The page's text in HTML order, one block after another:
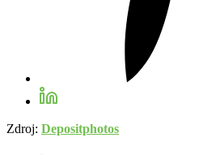
Zdroj: Depositphotos